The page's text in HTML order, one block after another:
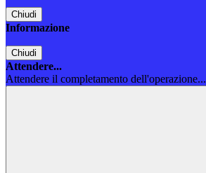
Chiudi
Informazione
Chiudi
Attendere...
Attendere il completamento dell'operazione...